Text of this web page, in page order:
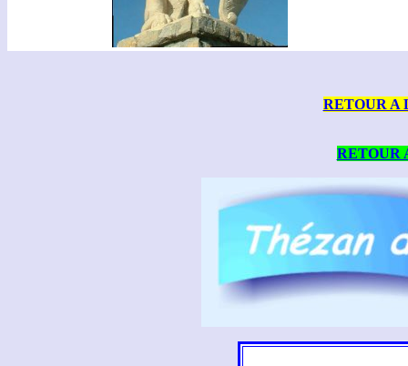
RETOUR A
RETOUR